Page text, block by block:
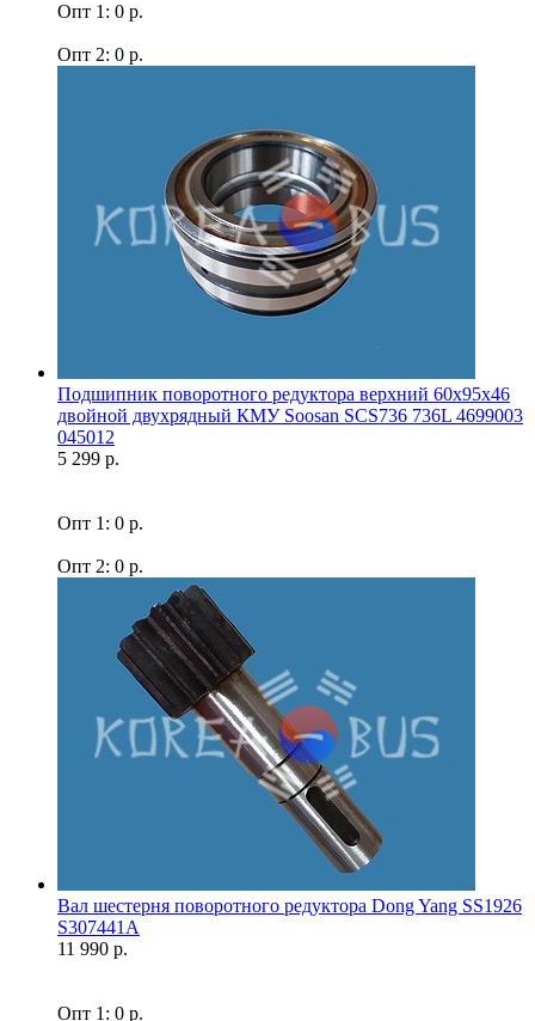
Опт 1: 0 р.
Опт 2: 0 р.
Подшипник поворотного редуктора верхний 60x95x46
двойной двухрядный КМУ Soosan SCS736 736L 4699003
045012
5 299 р.
Опт 1: 0 р.
Опт 2: 0 р.
Вал шестерня поворотного редуктора Dong Yang SS1926
S307441A
11 990 р.
Опт 1: 0 р.